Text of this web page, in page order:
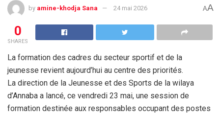
by amine-khodja Sana 24 mai 2026 AA
0
SHARES
La formation des cadres du secteur sportif et de la
jeunesse revient aujourd’hui au centre des priorités.
La direction de la Jeunesse et des Sports de la wilaya
d’Annaba a lancé, ce vendredi 23 mai, une session de
formation destinée aux responsables occupant des postes